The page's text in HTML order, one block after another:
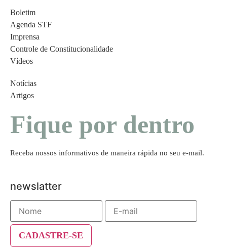
Boletim
Agenda STF
Imprensa
Controle de Constitucionalidade
Vídeos
Notícias
Artigos
Fique por dentro
Receba nossos informativos de maneira rápida no seu e-mail.
newslatter